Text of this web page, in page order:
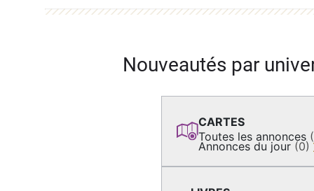
Nouveautés par
CARTES
Toutes les annonces
Annonces du jour (0)